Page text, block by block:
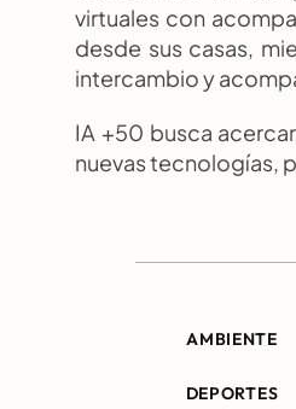
virtuales con
desde sus casas,
intercambio y
IA +50 busca
nuevas tecnologías,
AMBIENTE
DEPORTES